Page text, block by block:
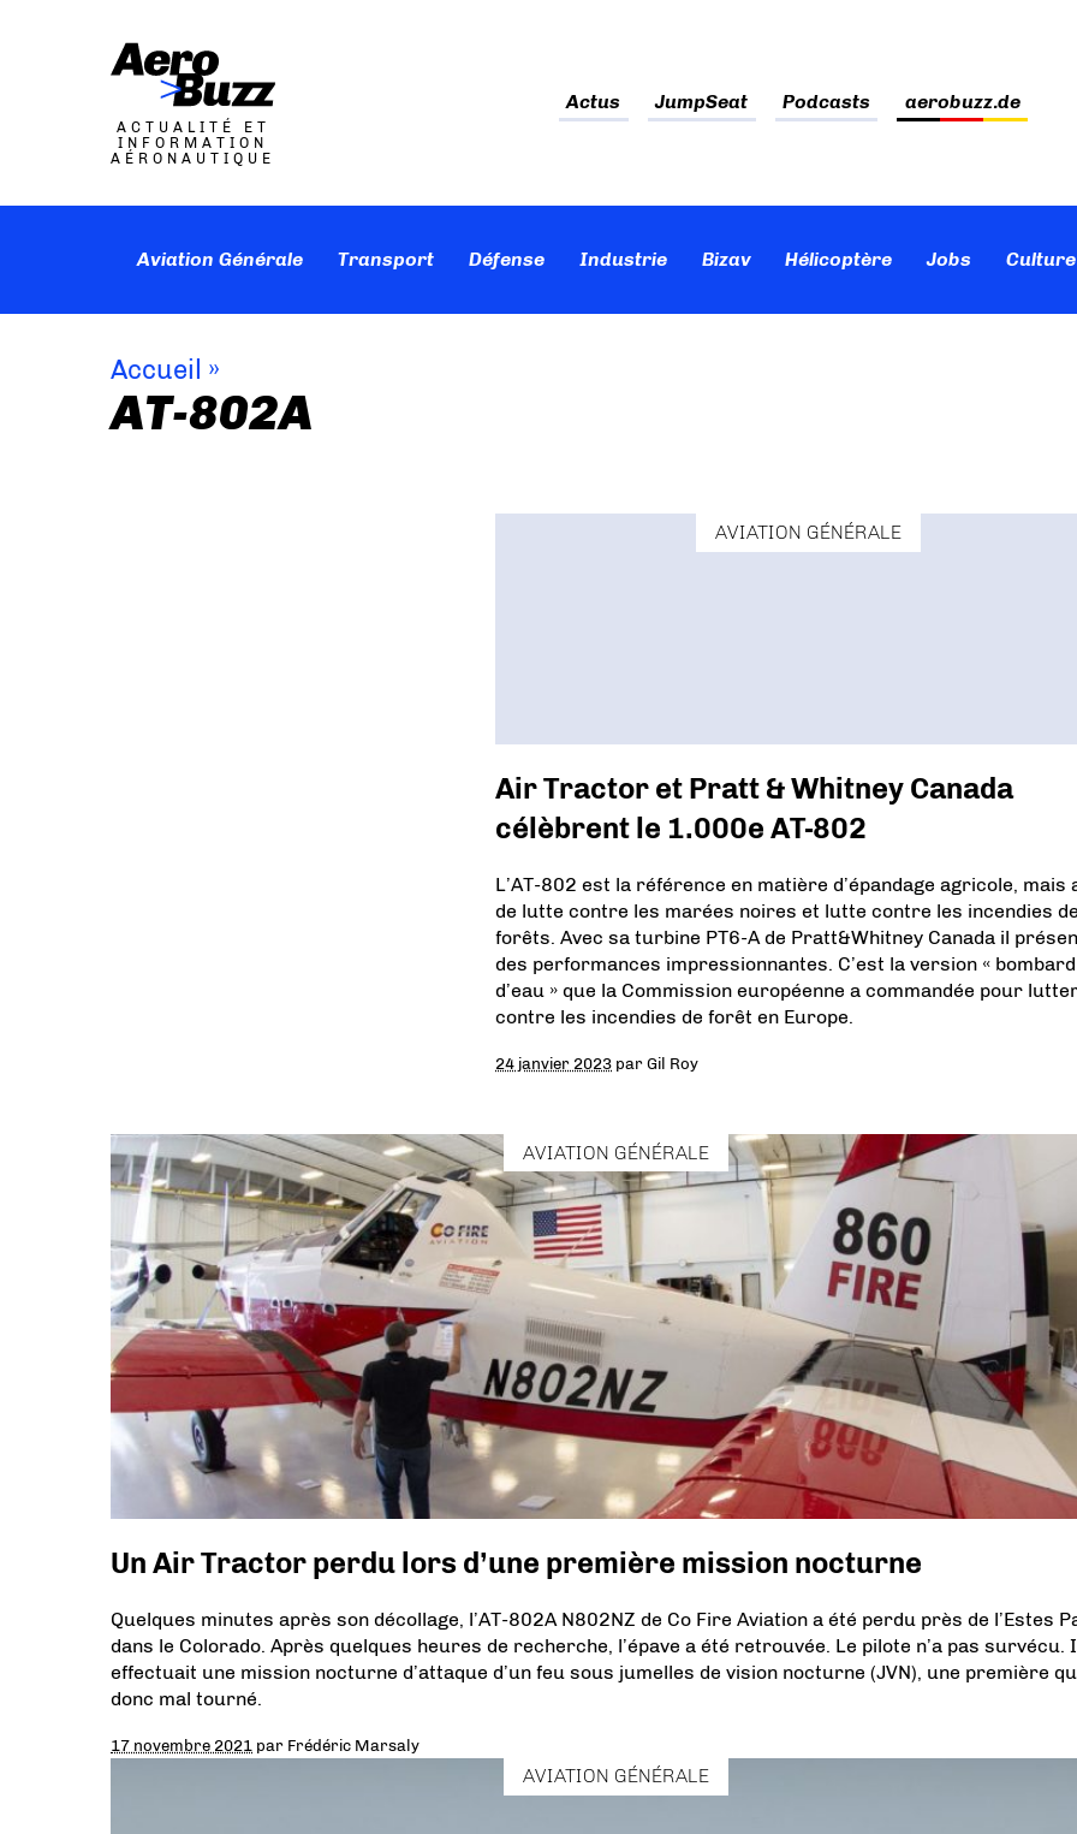
ACTUALITÉ ET
INFORMATION
AÉRONAUTIQUE
Actus JumpSeat Podcasts aerobuzz.de
Aviation Générale Transport Défense Industrie Bizav Hélicoptère Jobs
Accueil »
AT-802A
AVIATION GÉNÉRALE
Air Tractor et Pratt & Whitney Canada
célèbrent le 1.000e AT-802
L’AT-802 est la référence en matière d’épandage agricole, mais
de lutte contre les marées noires et lutte contre les incendies
forêts. Avec sa turbine PT6-A de Pratt&Whitney Canada il
des performances impressionnantes. C’est la version «
d’eau » que la Commission européenne a commandée pour
contre les incendies de forêt en Europe.
24 janvier 2023 parGil Roy
AVIATION GÉNÉRALE
Un Air Tractor perdu lors d’une première mission nocturne
Quelques minutes après son décollage, l’AT-802A N802NZ de Co Fire Aviation a été perdu près de l’Estes
dans le Colorado. Après quelques heures de recherche, l’épave a été retrouvée. Le pilote n’a pas survécu.
effectuait une mission nocturne d’attaque d’un feu sous jumelles de vision nocturne (JVN), une première
donc mal tourné.
17 novembre 2021 par Frédéric Marsaly
AVIATION GÉNÉRALE